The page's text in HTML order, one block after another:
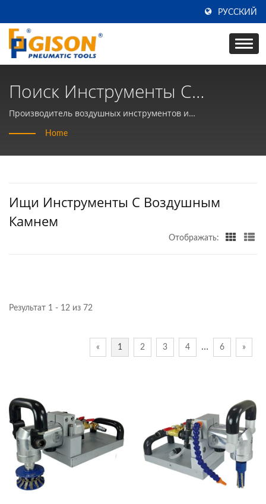
РУССКИЙ
Поиск Инструменты С
Воздушным Камнем |
Производитель Ручных
Воздушных Инструментов И
Инструментов - Gison
Производитель воздушных инструментов и
пневматических ручных инструментов на протяжении 50
Home
Ищи Инструменты С Воздушным
Камнем
Отображать:
Результат 1 - 12 из 72
« 1 2 3 4 … 6 »